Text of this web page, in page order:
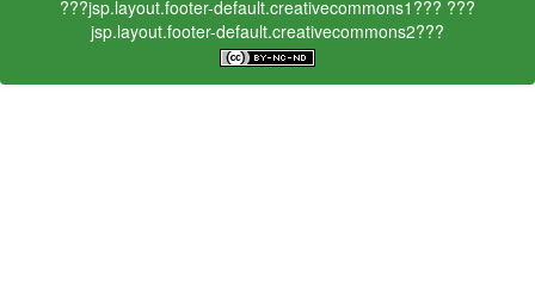
???jsp.layout.footer-default.creativecommons1??? ???
jsp.layout.footer-default.creativecommons2???